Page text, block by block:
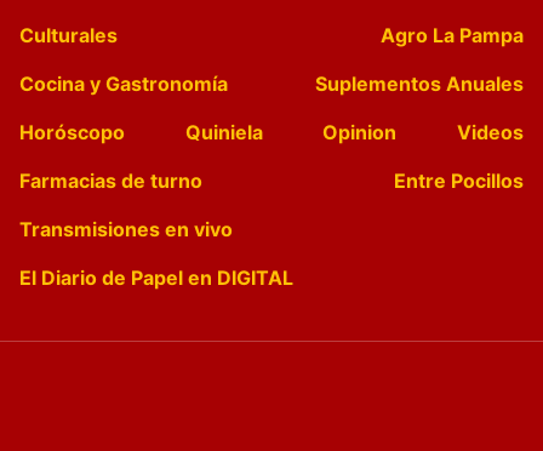
Culturales
Agro La Pampa
Cocina y Gastronomía
Suplementos Anuales
Horóscopo
Quiniela Opinion
Videos
Farmacias de turno
Entre Pocillos
Transmisiones en vivo
El Diario de Papel en DIGITAL